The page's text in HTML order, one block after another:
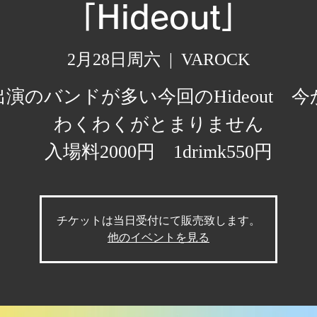
「Hideout」
2月28日周六
  |
VAROCK
演のバンドが多い今回のHideout 今
わくわくがとまりません
入場料2000円 1drimk550円
チケットは当日受付にて販売致します。
他のイベントを見る